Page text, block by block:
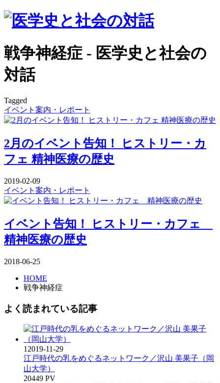
戦争神経症 - 医学史と社会の
対話
Tagged
イベント案内・レポート
2月のイベント告知！ ヒストリー・カ
フェ 精神医療の歴史
2019-02-09
イベント案内・レポート
イベント告知！ ヒストリー・カフェ
精神医療の歴史
2018-06-25
HOME
戦争神経症
よく読まれている記事
1 2019-11-29
江戸時代の乳をめぐるネットワーク／沢山 美果子（岡
山大学）
20449 PV